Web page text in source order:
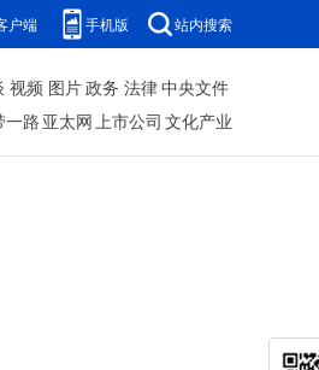
户端 手机版 站内搜索
视频 图片政务 法律中央文件
一路 亚太网上市公司 文化产业